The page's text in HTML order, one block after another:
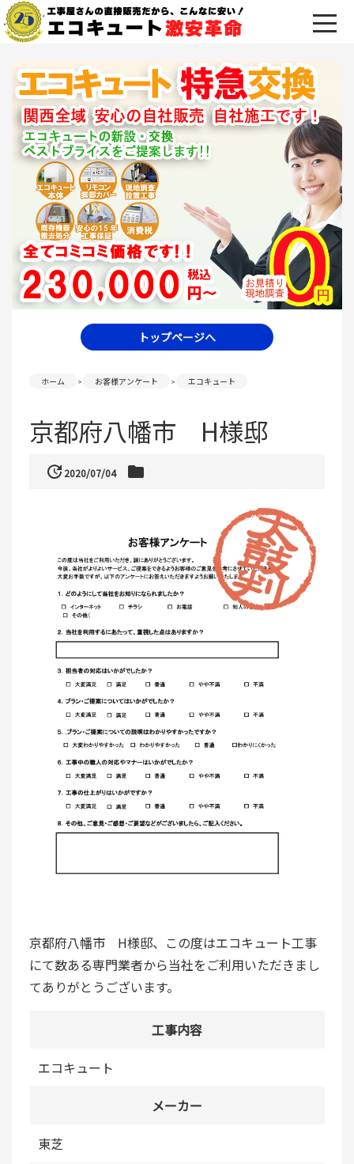
トップページへ
ホーム お客様アンケート エコキュート
京都府八幡市 H様邸
update2020/07/04 folder
京都府八幡市 H様邸、この度はエコキュート工事
にて数ある専門業者から当社をご利用いただきまし
てありがとうございます。
工事内容
エコキュート
メーカー
東芝